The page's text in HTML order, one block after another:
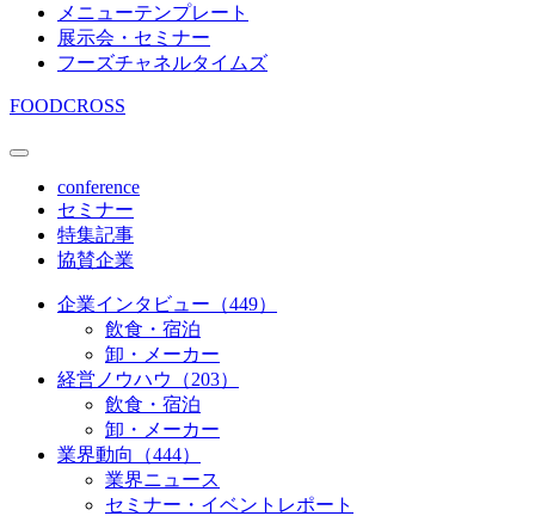
メニューテンプレート
展示会・セミナー
フーズチャネルタイムズ
FOODCROSS
conference
セミナー
特集記事
協賛企業
企業インタビュー（449）
飲食・宿泊
卸・メーカー
経営ノウハウ（203）
飲食・宿泊
卸・メーカー
業界動向（444）
業界ニュース
セミナー・イベントレポート